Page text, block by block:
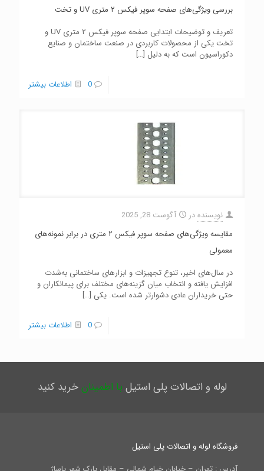
بررسی ویژگی‌های صفحه سوپر فیکس ۲ متری UV و تخت
تعریف و توضیحات ابتدایی صفحه سوپر فیکس ۲ متری UV و
تخت یکی از محصولات کاربردی در صنعت ساختمان و صنایع
دکوراسیون است که به دلیل […]
0 اطلاعات بیشتر
نویسندهدر
آگوست 28, 2025
مقایسه ویژگی‌های صفحه سوپر فیکس ۲ متری در برابر نمونه‌های
معمولی
در سال‌های اخیر، تنوع تجهیزات و ابزارهای ساختمانی به‌شدت
افزایش یافته و انتخاب میان گزینه‌های مختلف برای پیمانکاران و
حتی خریداران عادی دشوارتر شده است. یکی […]
0 اطلاعات بیشتر
لوله و اتصالات پلی استیل با اطمینانخرید کنید
فروشگاه لوله و اتصالات پلی استیل